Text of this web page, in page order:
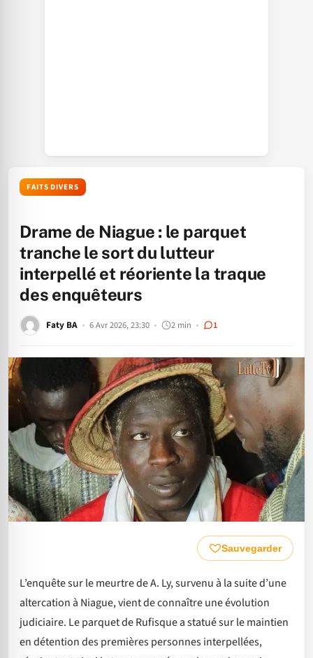
FAITS DIVERS
Drame de Niague : le parquet
tranche le sort du lutteur
interpellé et réoriente la traque
des enquêteurs
Faty BA 6 Avr 2026, 23:30 2 min 1
Sauvegarder
L’enquête sur le meurtre de A. Ly, survenu à la suite d’une
altercation à Niague, vient de connaître une évolution
judiciaire. Le parquet de Rufisque a statué sur le maintien
en détention des premières personnes interpellées,